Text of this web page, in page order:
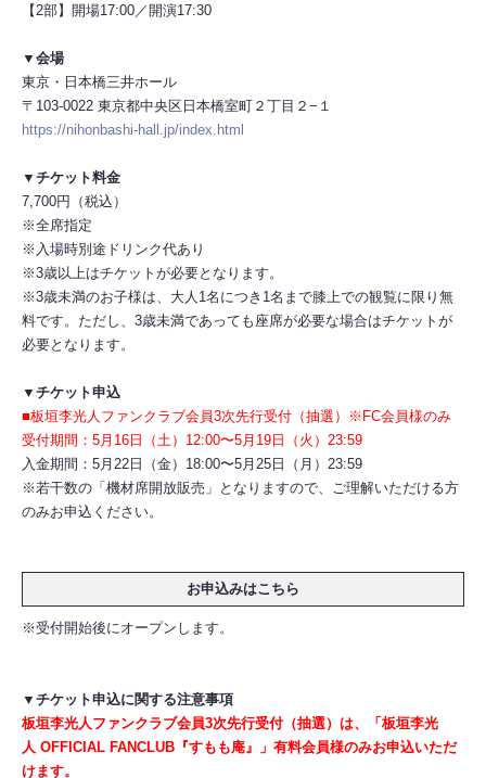
【2部】開場17:00／開演17:30
▼会場
東京・日本橋三井ホール
〒103-0022 東京都中央区日本橋室町２丁目２−１
https://nihonbashi-hall.jp/index.html
▼チケット料金
7,700円（税込）
※全席指定
※入場時別途ドリンク代あり
※3歳以上はチケットが必要となります。
※3歳未満のお子様は、大人1名につき1名まで膝上での観覧に限り無
料です。ただし、3歳未満であっても座席が必要な場合はチケットが
必要となります。
▼チケット申込
■板垣李光人ファンクラブ会員3次先行受付（抽選）※FC会員様のみ
受付期間：5月16日（土）12:00〜5月19日（火）23:59
入金期間：5月22日（金）18:00〜5月25日（月）23:59
※若干数の「機材席開放販売」となりますので、ご理解いただける方
のみお申込ください。
お申込みはこちら
※受付開始後にオープンします。
▼チケット申込に関する注意事項
板垣李光人ファンクラブ会員3次先行受付（抽選）は、「板垣李光
人 OFFICIAL FANCLUB『すもも庵』」有料会員様のみお申込いただ
けます。